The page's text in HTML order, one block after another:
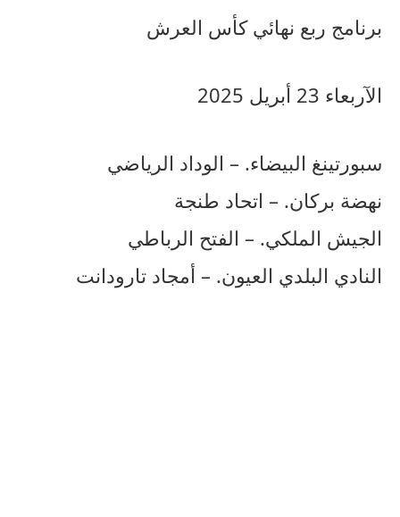
برنامج ربع نهائي كأس العرش
الآربعاء 23 أبريل 2025
سبورتينغ البيضاء. – الوداد الرياضي
نهضة بركان. – اتحاد طنجة
الجيش الملكي. – الفتح الرباطي
النادي البلدي العيون. – أمجاد تارودانت